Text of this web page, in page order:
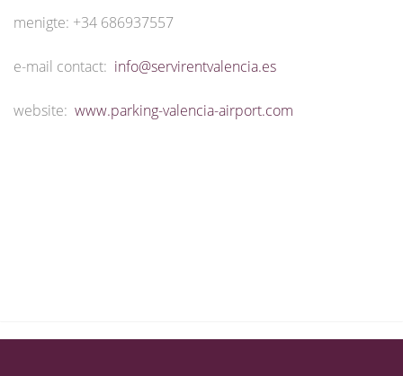
menigte: +34 686937557
e-mail contact: info@servirentvalencia.es
website: www.parking-valencia-airport.com